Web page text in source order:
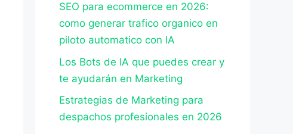
SEO para ecommerce en 2026:
como generar trafico organico en
piloto automatico con IA
Los Bots de IA que puedes crear y
te ayudarán en Marketing
Estrategias de Marketing para
despachos profesionales en 2026